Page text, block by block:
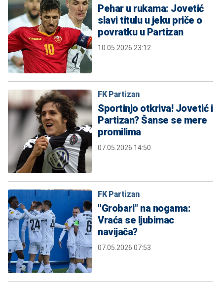
Pehar u rukama: Jovetić
slavi titulu u jeku priče o
povratku u Partizan
10.05.2026 23:12
FK Partizan
Sportinjo otkriva! Jovetić i
Partizan? Šanse se mere
promilima
07.05.2026 14:50
FK Partizan
"Grobari" na nogama:
Vraća se ljubimac
navijača?
07.05.2026 07:53